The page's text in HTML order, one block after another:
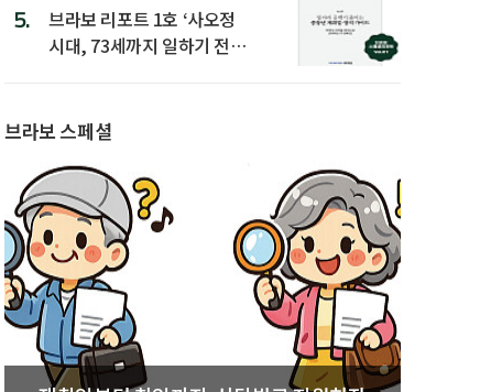
5.
브라보 리포트 1호 ‘사오정
시대, 73세까지 일하기 전략’
브라보 스페셜